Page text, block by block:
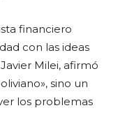
financiero
con las ideas
Milei, afirmó
sino un
los problemas